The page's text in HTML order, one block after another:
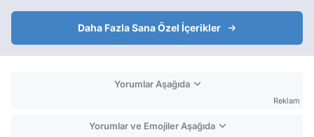
Daha Fazla Sana Özel İçerikler
Yorumlar Aşağıda
Reklam
Yorumlar ve Emojiler Aşağıda